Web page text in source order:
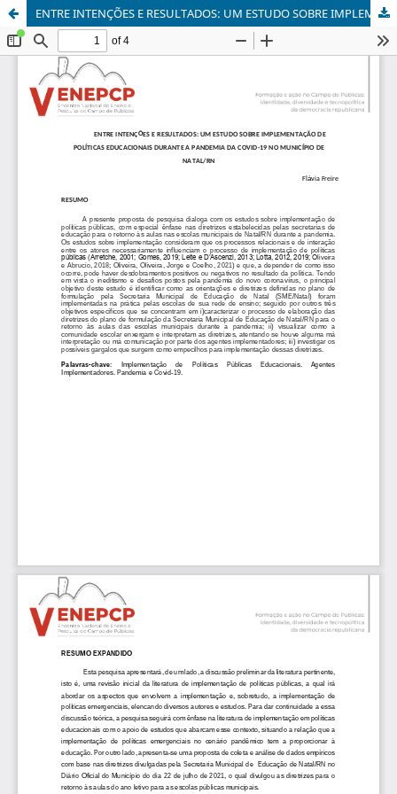
ENTRE INTENÇÕES E RESULTADOS: UM ESTUDO SOBRE IMPLEMENTAÇÃO DE POLÍTICAS EDUCACIONAIS DURANTE A PANDEMIA DA COVID-19 NO MUNICÍPIO DE NATAL/RN